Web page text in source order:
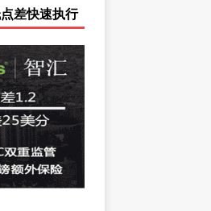
差快速执行